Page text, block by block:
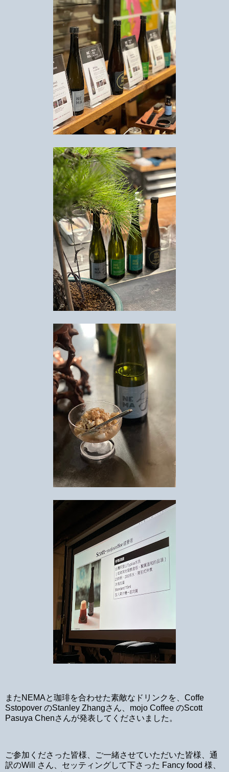
またNEMAと珈琲を合わせた素敵なドリンクを、Coffe
Sstopover のStanley Zhangさん、mojo Coffee のScott
Pasuya Chenさんが発表してくださいました。
ご参加くださった皆様、ご一緒させていただいた皆様、通
訳のWill さん、セッティングして下さった Fancy food 様、